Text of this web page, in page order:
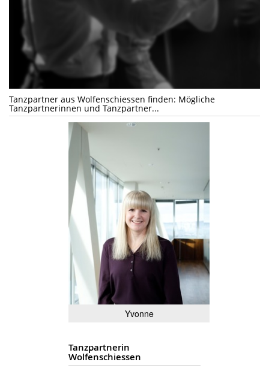
Tanzpartner aus Wolfenschiessen finden: Mögliche
Tanzpartnerinnen und Tanzpartner...
Yvonne
Tanzpartnerin
Wolfenschiessen